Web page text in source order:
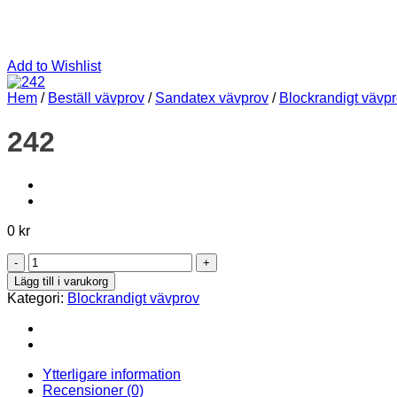
Add to Wishlist
Hem / Beställ vävprov / Sandatex vävprov / Blockrandigt
242
0 kr
242
mängd
Lägg till i varukorg
Kategori: Blockrandigt vävprov
Ytterligare information
Recensioner (0)